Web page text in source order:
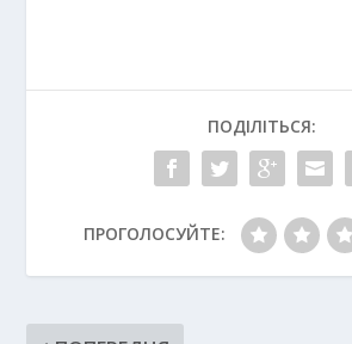
ПОДІЛІТЬСЯ:
ПРОГОЛОСУЙТЕ: